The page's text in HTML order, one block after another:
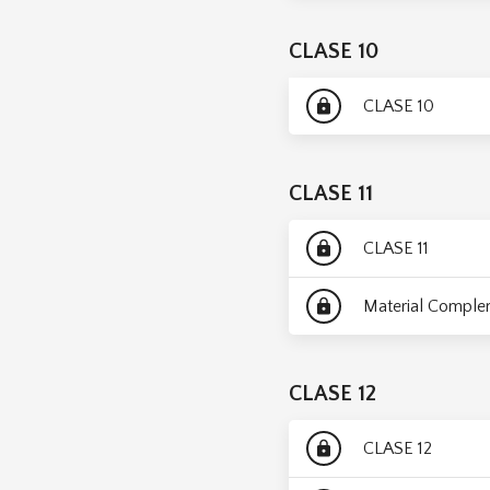
CLASE 10
lock CLASE 10
CLASE 11
lock CLASE 11
lock Material
CLASE 12
lock CLASE 12